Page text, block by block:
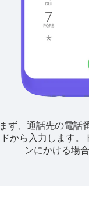
まず、通話先の電話
ドから入力します。
ンにかける場合